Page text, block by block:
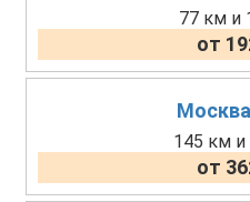
77 км и
от
145 км и
от